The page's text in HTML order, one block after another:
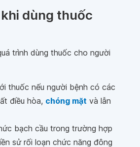
dùng thuốc
trình dùng thuốc cho người
thuốc nếu người bệnh có các
điều hòa, chóng mặt và lẫn
bạch cầu trong trường hợp
sử rối loạn chức năng đông